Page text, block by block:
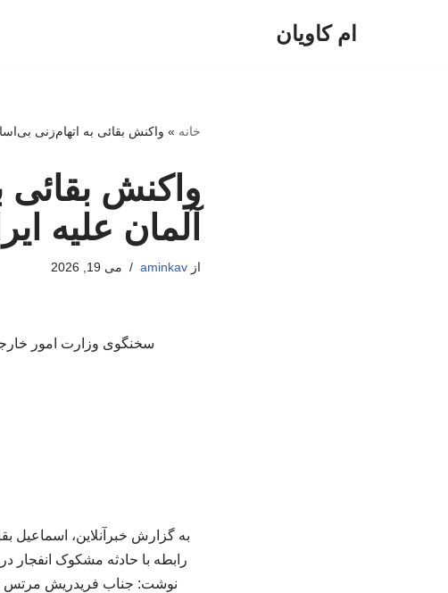
ام کاویان
خانه » واکنش بقائی به اتهام‌زنی
واکنش
آلمان علیه
ازaminkav می 19, 2026
سخنگوی وزارت امور
به گزارش خبرآنلاین، اسماعیل
رابطه با حادثه مشکوک انفجار
نوشت: جناب فریدریش مرتس